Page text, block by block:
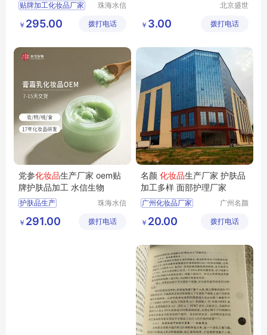
贴牌加工化妆品厂家
odm化妆品代加工
oem代工护肤品
珠海水信
有限公司
￥ 295.00 拨打电话
北京盛世
传播中心
￥ 3.00 拨打电话
党参化妆品生产厂家 oem贴
牌护肤品加工 水信生物
护肤品生产
贴牌代加工护肤品
珠海水信
有限公司
￥ 291.00 拨打电话
名颜 化妆品生产厂家 护肤品
加工多样 面部护理厂家
广州化妆品厂家
护肤品加工
广州名颜
限公司
￥ 20.00 拨打电话